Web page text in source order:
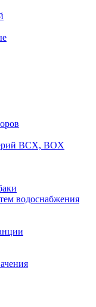
BCX, BOX
водоснабжения